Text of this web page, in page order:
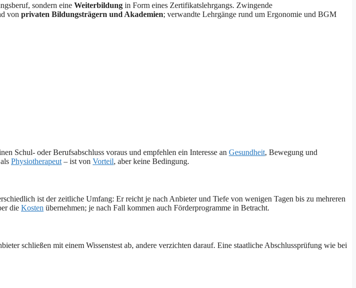
sondern eine Weiterbildung in Form eines Zertifikatslehrgangs. Zwingende
von privaten Bildungsträgern und Akademien; verwandte Lehrgänge rund um Ergonomie und BGM
Schul- oder Berufsabschluss voraus und empfehlen ein Interesse an Gesundheit, Bewegung und
Physiotherapeut – ist von Vorteil, aber keine Bedingung.
ist der zeitliche Umfang: Er reicht je nach Anbieter und Tiefe von wenigen Tagen bis zu mehreren
die Kosten übernehmen; je nach Fall kommen auch Förderprogramme in Betracht.
schließen mit einem Wissenstest ab, andere verzichten darauf. Eine staatliche Abschlussprüfung wie bei